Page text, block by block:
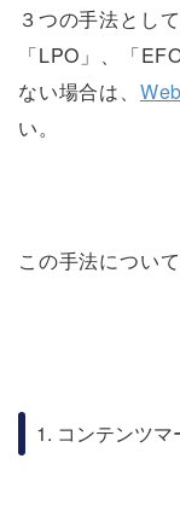
３つの手法とし
「LPO」、「
ない場合は、
い。
この手法につい
1. コンテンツ